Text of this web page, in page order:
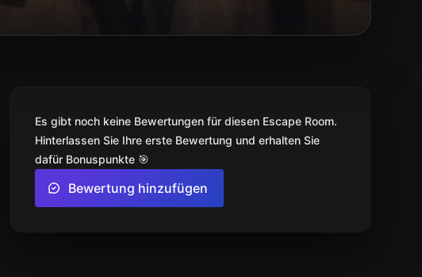
Es gibt noch keine Bewertungen für diesen Escape Room.
Hinterlassen Sie Ihre erste Bewertung und erhalten Sie
dafür Bonuspunkte 🎯
Bewertung hinzufügen